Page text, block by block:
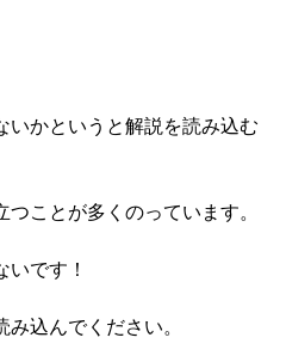
いかというと解説を読み込む
ことが多くのっています。
いです！
込んでください。